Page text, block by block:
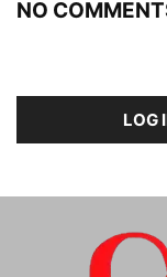
NO
LOG